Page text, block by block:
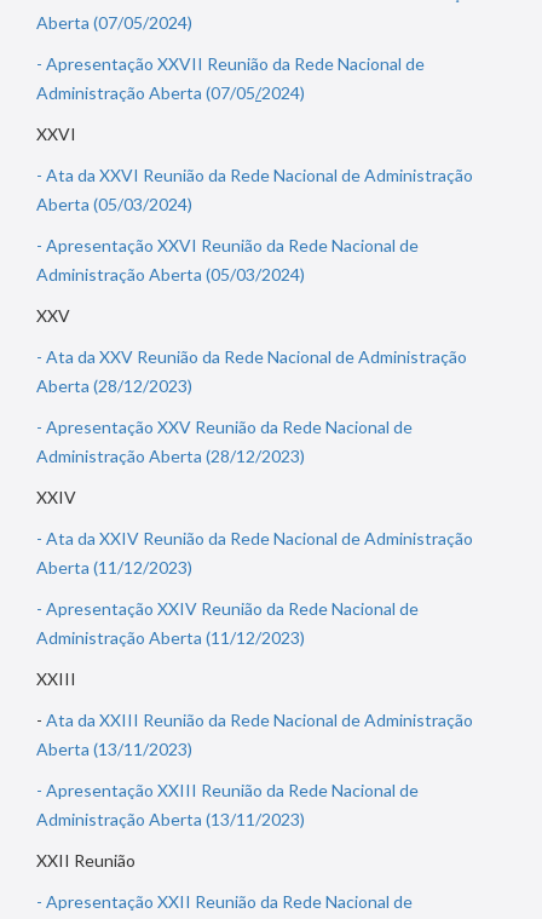
Aberta (07/05/2024)
- Apresentação XXVII Reunião da Rede Nacional de
Administração Aberta (07/05/2024)
XXVI
- Ata da XXVI Reunião da Rede Nacional de Administração
Aberta (05/03/2024)
- Apresentação XXVI Reunião da Rede Nacional de
Administração Aberta (05/03/2024)
XXV
- Ata da XXV Reunião da Rede Nacional de Administração
Aberta (28/12/2023)
- Apresentação XXV Reunião da Rede Nacional de
Administração Aberta (28/12/2023)
XXIV
- Ata da XXIV Reunião da Rede Nacional de Administração
Aberta (11/12/2023)
- Apresentação XXIV Reunião da Rede Nacional de
Administração Aberta (11/12/2023)
XXIII
- Ata da XXIII Reunião da Rede Nacional de Administração
Aberta (13/11/2023)
- Apresentação XXIII Reunião da Rede Nacional de
Administração Aberta (13/11/2023)
XXII Reunião
- Apresentação XXII Reunião da Rede Nacional de